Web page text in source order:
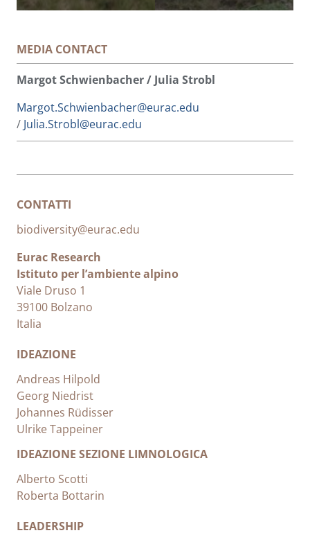
MEDIA CONTACT
Margot Schwienbacher / Julia Strobl
Margot.Schwienbacher@eurac.edu
/ Julia.Strobl@eurac.edu
CONTATTI
biodiversity@eurac.edu
Eurac Research
Istituto per l’ambiente alpino
Viale Druso 1
39100 Bolzano
Italia
IDEAZIONE
Andreas Hilpold
Georg Niedrist
Johannes Rüdisser
Ulrike Tappeiner
IDEAZIONE SEZIONE LIMNOLOGICA
Alberto Scotti
Roberta Bottarin
LEADERSHIP